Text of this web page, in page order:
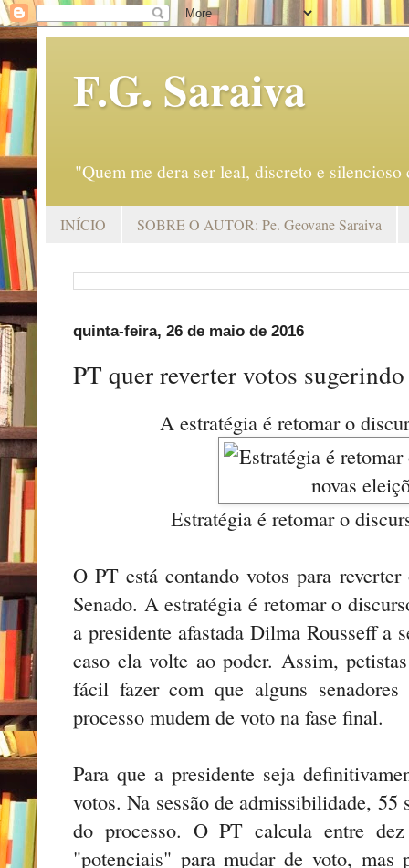
F.G. Saraiva
"Quem me dera ser leal, discreto e
INÍCIO SOBRE O AUTOR: Pe. Geovane Saraiva
quinta-feira, 26 de maio de 2016
PT quer reverter votos
A estratégia é retomar o
Estratégia é retomar o
O PT está contando votos para
Senado. A estratégia é retomar o
a presidente afastada Dilma Rousseff a
caso ela volte ao poder. Assim,
fácil fazer com que alguns
processo mudem de voto na fase final.
Para que a presidente seja
votos. Na sessão de admissibilidade, 55
do processo. O PT calcula entre dez
"potenciais" para mudar de voto, mas